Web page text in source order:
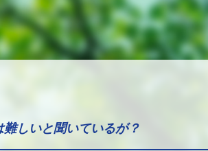
しいと聞いているが？